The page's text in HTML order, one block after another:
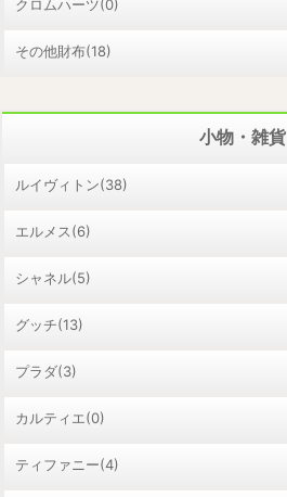
クロムハーツ(0)
その他財布(18)
小物・雑貨
ルイヴィトン(38)
エルメス(6)
シャネル(5)
グッチ(13)
プラダ(3)
カルティエ(0)
ティファニー(4)